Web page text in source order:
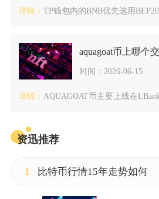
详情： TP钱包内的BNB优先选用BEP20
aquagoat币上哪个
时间：2026-06-15
详情： AQUAGOAT币主要上线在
资迅推荐
1 比特币行情15年走势如何